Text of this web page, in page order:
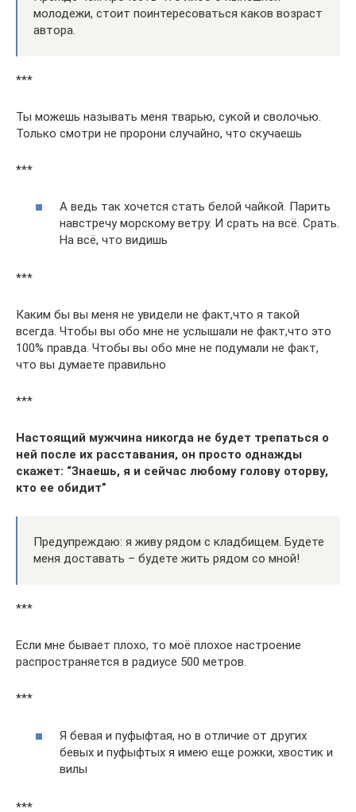
молодежи, стоит поинтересоваться каков возраст
автора.
***
Ты можешь называть меня тварью, сукой и сволочью.
Только смотри не пророни случайно, что скучаешь
***
А ведь так хочется стать белой чайкой. Парить
навстречу морскому ветру. И срать на всё. Срать.
На всё, что видишь
***
Каким бы вы меня не увидели не факт,что я такой
всегда. Чтобы вы обо мне не услышали не факт,что это
100% правда. Чтобы вы обо мне не подумали не факт,
что вы думаете правильно
***
Настоящий мужчина никогда не будет трепаться о
ней после их расставания, он просто однажды
скажет: “Знаешь, я и сейчас любому голову оторву,
кто ее обидит”
Предупреждаю: я живу рядом с кладбищем. Будете
меня доставать – будете жить рядом со мной!
***
Если мне бывает плохо, то моё плохое настроение
распространяется в радиусе 500 метров.
***
Я бевая и пуфыфтая, но в отличие от других
бевых и пуфыфтых я имею еще рожки, хвостик и
вилы
***